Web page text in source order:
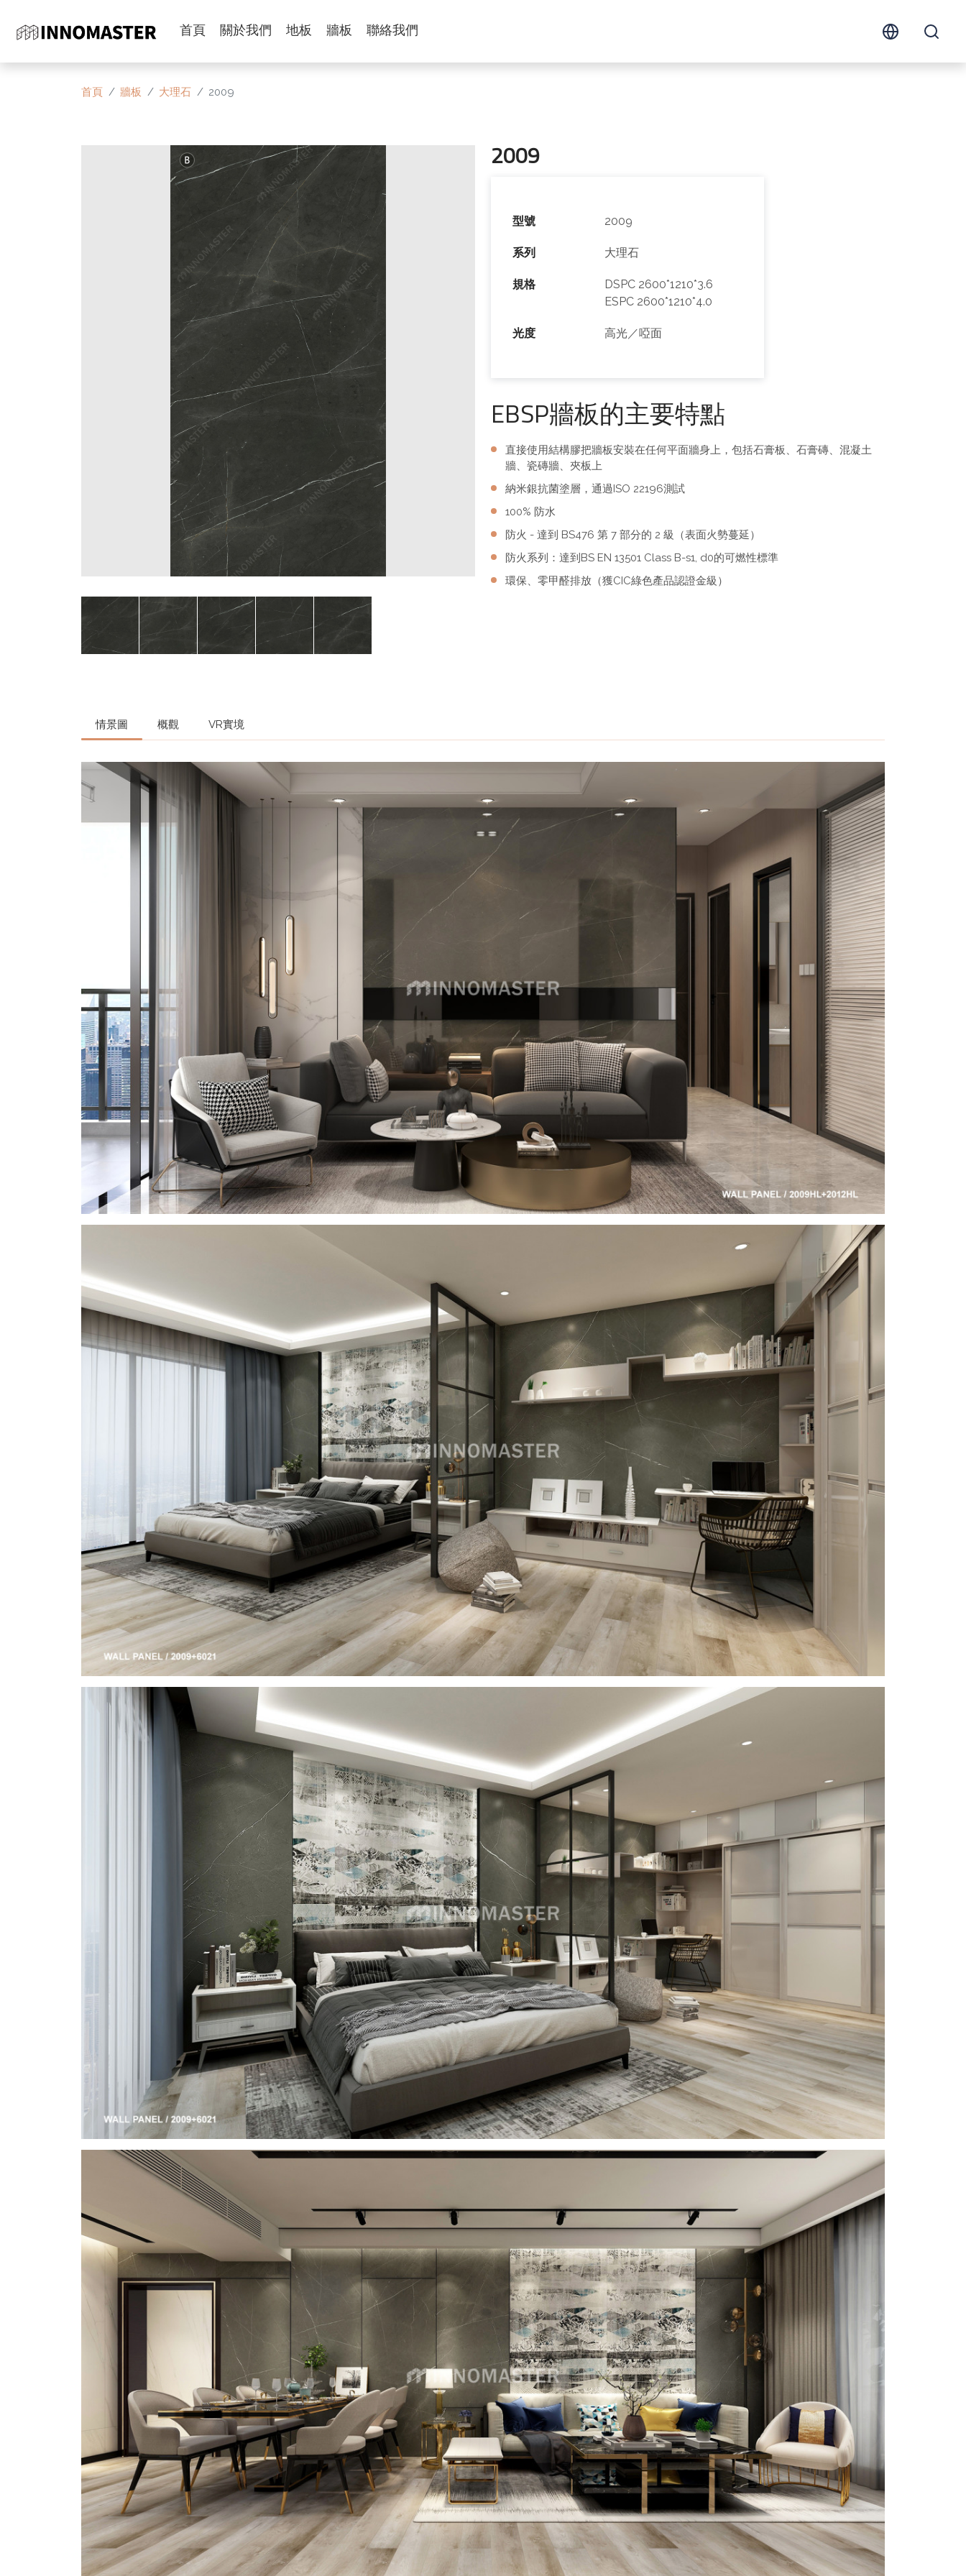
首頁 關於我們 地板 牆板 聯絡我們
首頁 牆板 大理石 2009
2009
型號 2009
系列 大理石
規格
DSPC 2600*1210*3.6
ESPC 2600*1210*4.0
光度 高光／啞面
EBSP牆板的主要特點
直接使用結構膠把牆板安裝在任何平面牆身上，包括石膏板、石膏磚、混凝土
牆、瓷磚牆、夾板上
納米銀抗菌塗層，通過ISO 22196測試
100% 防水
防火 - 達到 BS476 第 7 部分的 2 級（表面火勢蔓延）
防火系列：達到BS EN 13501 Class B-s1, d0的可燃性標準
環保、零甲醛排放（獲CIC綠色產品認證金級）
情景圖 概觀 VR實境